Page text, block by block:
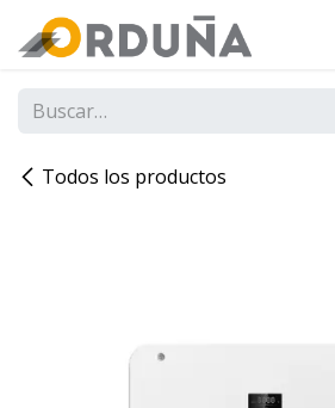
Todos los productos